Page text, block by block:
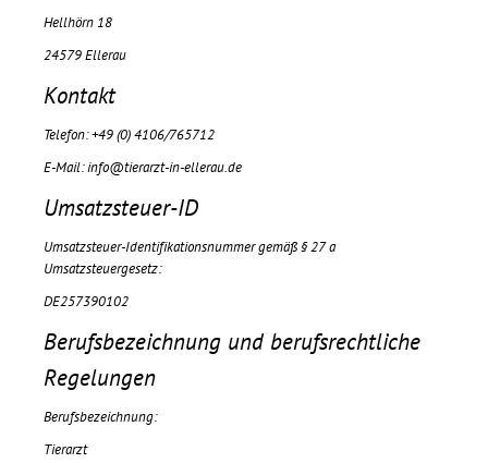
Hellhörn 18
24579 Ellerau
Kontakt
Telefon: +49 (0) 4106/765712
E-Mail: info@tierarzt-in-ellerau.de
Umsatzsteuer-ID
Umsatzsteuer-Identifikationsnummer gemäß § 27 a
Umsatzsteuergesetz:
DE257390102
Berufsbezeichnung und berufsrechtliche
Regelungen
Berufsbezeichnung:
Tierarzt